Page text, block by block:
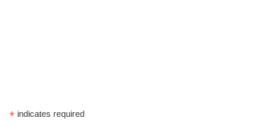
*indicates required